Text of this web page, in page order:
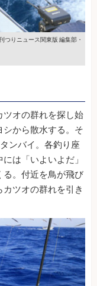
つりニュース関東版 編集部・
ツオの群れを探し始
から散水する。そ
ンバイ。各釣り座
は「いよいよだ」
る。付近を鳥が飛び
ツオの群れを引き